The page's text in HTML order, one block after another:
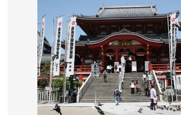
完成公開されました。
愛知県名古屋市
観覧料／大人500円、中学生以下無料
開園時間／9:00～16:30 ※本丸御殿等
は16:00まで
休園日／12月29日～31日、1月1日 ※
更となる場合があります。